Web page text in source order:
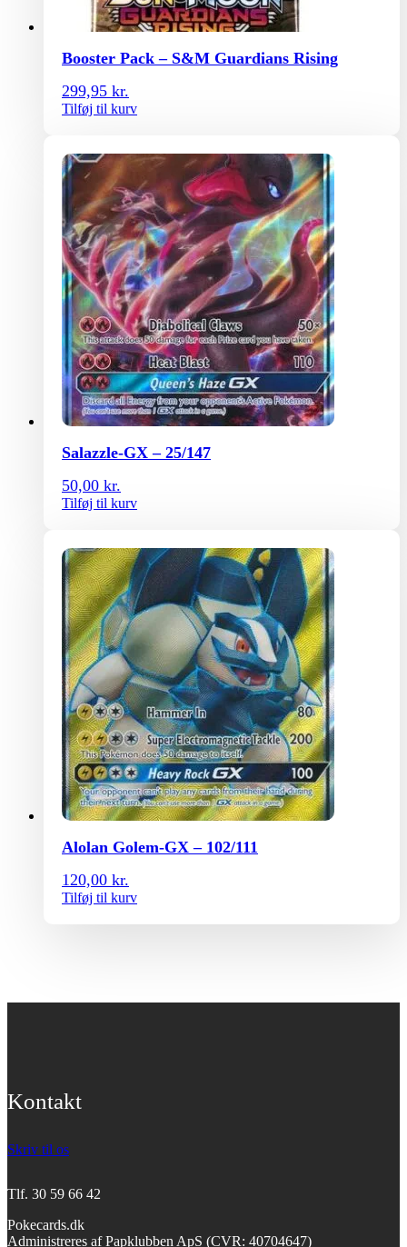
Booster Pack – S&M Guardians Rising
299,95 kr.
Tilføj til kurv
Salazzle-GX – 25/147
50,00 kr.
Tilføj til kurv
Alolan Golem-GX – 102/111
120,00 kr.
Tilføj til kurv
Kontakt
Skriv til os
Tlf. 30 59 66 42
Pokecards.dk
Administreres af Papklubben ApS (CVR: 40704647)